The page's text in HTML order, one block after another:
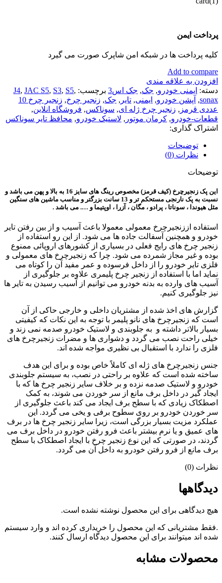
پرداخت ایمن
کلیه پرداخت ها در شبکه امن شاپرک صورت می گیرد
Add to compare
افزودن به علاقه مندی
دسته: ایمنی خودرو, جک, جک اس3 برچسب: J4, JAC S5, S3, S5,
sonax
, آپشن خودرو, ایمنی, تایر , جک, زنجیر چرخ,
زنجیر چرخ 10
عددی قرمز , زنجیر چرخ ژله ای, سوناکس, فروشگاه انلاین,
قطعات-خودرو, کرمان موتور , لاستیک خودرو, محافظ تایر سوناکس
اشتراک گذاری:
توضیحات
نظرات (0)
توضیحات
این پک زنجیرچرخ (کیف قرمز) مخصوص رینگ های سایز 16 به بالا و پهن می باشد و
نسبت به پک نارنجی مستحکم تر و 13 سانت بزرگتر
و مناسب ماشین های سنگین
مثل هیوندا ، سوناتا ، پرادو ، مگان ، آزرا ، اوپتیما و …. می باشد .
استفاده اززنجیرچرخ معمولی معمولا باعث آسیب و از بین رفتن تایر
خودرو و همچنین آسفالت جاده ها می شود. از این رو استفاده از
زنجیر چرخ های رایج فعلی در بسیاری از کشورهای اروپائی ممنوع
بوده و غیر مجاز شمرده می شود. چرا که زنجیرچرخ های معمولی و
فلزی تایر خودرو را از داخل فرسوده و عمر مفید آن را کوتاه می
نماید اما با استفاده از زنجیر چرخ پلیمری علاوه بر جلوگیری از
آسیب های وارده به بدنه خودرو می توانیم از آسیب رسیدن به تایر ها
نیز جلوگیری کنیم.
گزارش های اخذ شده از مشتریان داخلی و خارجی حاکی از آن
است که زنجیرچرخ های نانو پلیمر با توجه به این نکات که کیفیتی
بسیار بالاتر داشته و به جلوبندی و لاستیک خودرو صدمه نمی زند و
خیلی راحت نصب می گردد و دشواری ها و مضرات زنجیرچرخ های
فلزی را ندارد با استقبال بی نظیری مواجه شده اند.
جنس زنجیرچرخ های ژله ای کاملاً خاص بوده و برای این هدف
ساخته شده است که علاوه بر راحتی در نصب، به سیستم جلوبندی
خودرو و لاستیک صدمه نزده و بر خلاف سایر زنجیر چرخ ها که با
ایجاد گیر در داخل برف مانع از سر خوردن می شوند، به کمک
اصطکاک زیادی که با سطح برف ایجاد می کند باعث جلوگیری از
سر خوردن خودرو بر روی سطوح برفی و یخی می گردد. این
عملکرد مزیت بسیار بزرگی است، زیرا سایر زنجیر چرخ ها در برف
های عمیق و یا نرم بیشتر باعث فرو رفتن خودرو در داخل برف می
گردند، در صورتی که این نوع زنجیر چرخ با ایجاد اصطکاک با سطح
برف مانع از فرو رفتن خودرو به داخل آن می گردد.
نظرات (0)
دیدگاهها
هیچ دیدگاهی برای این محصول نوشته نشده است.
.فقط مشتریانی که این محصول را خریداری کرده اند و وارد سیستم
شده اند میتوانند برای این محصول دیدگاه ارسال کنند.
محصولات مشابه